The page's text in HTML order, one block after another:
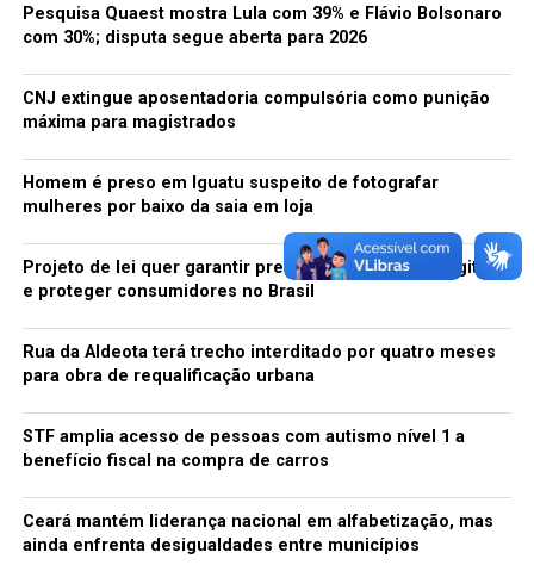
Fonte: OLHAR DIGITAL
TÓPICOS RELACIONADOS: AUTENTICAÇÃO
CIBERCRIMES
CONFIGURAÇÕES CUIDADOS
ESTUDO
INFORMAÇÕES PESSOAIS
Ranking da Anatel revela as melhores e piores
operadoras do Brasil
NÃO PERCA
Conheça os recursos mais escondidos do Facebook
Messenger
redacao
Pesquisa Quaest mostra Lula com 39% e Flávio Bolsonaro
com 30%; disputa segue aberta para 2026
CNJ extingue aposentadoria compulsória como punição
máxima para magistrados
Homem é preso em Iguatu suspeito de fotografar
mulheres por baixo da saia em loja
Projeto de lei quer garantir preservação de jogos digitais
e proteger consumidores no Brasil
Rua da Aldeota terá trecho interditado por quatro meses
para obra de requalificação urbana
STF amplia acesso de pessoas com autismo nível 1 a
benefício fiscal na compra de carros
Ceará mantém liderança nacional em alfabetização, mas
ainda enfrenta desigualdades entre municípios